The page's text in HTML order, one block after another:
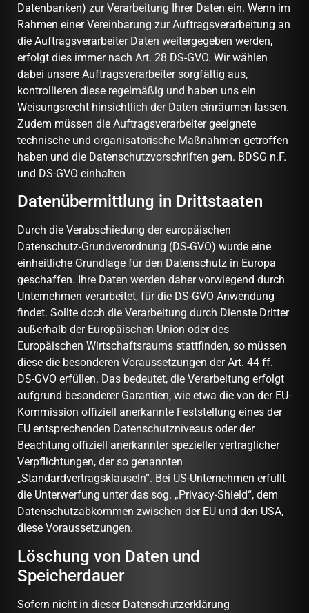
Datenbanken) zur Verarbeitung Ihrer Daten ein. Wenn im
Rahmen einer Vereinbarung zur Auftragsverarbeitung an
die Auftragsverarbeiter Daten weitergegeben werden,
erfolgt dies immer nach Art. 28 DS-GVO. Wir wählen
dabei unsere Auftragsverarbeiter sorgfältig aus,
kontrollieren diese regelmäßig und haben uns ein
Weisungsrecht hinsichtlich der Daten einräumen lassen.
Zudem müssen die Auftragsverarbeiter geeignete
technische und organisatorische Maßnahmen getroffen
haben und die Datenschutzvorschriften gem. BDSG n.F.
und DS-GVO einhalten
Datenübermittlung in Drittstaaten
Durch die Verabschiedung der europäischen
Datenschutz-Grundverordnung (DS-GVO) wurde eine
einheitliche Grundlage für den Datenschutz in Europa
geschaffen. Ihre Daten werden daher vorwiegend durch
Unternehmen verarbeitet, für die DS-GVO Anwendung
findet. Sollte doch die Verarbeitung durch Dienste Dritter
außerhalb der Europäischen Union oder des
Europäischen Wirtschaftsraums stattfinden, so müssen
diese die besonderen Voraussetzungen der Art. 44 ff.
DS-GVO erfüllen. Das bedeutet, die Verarbeitung erfolgt
aufgrund besonderer Garantien, wie etwa die von der EU-
Kommission offiziell anerkannte Feststellung eines der
EU entsprechenden Datenschutzniveaus oder der
Beachtung offiziell anerkannter spezieller vertraglicher
Verpflichtungen, der so genannten
„Standardvertragsklauseln“. Bei US-Unternehmen erfüllt
die Unterwerfung unter das sog. „Privacy-Shield“, dem
Datenschutzabkommen zwischen der EU und den USA,
diese Voraussetzungen.
Löschung von Daten und
Speicherdauer
Sofern nicht in dieser Datenschutzerklärung